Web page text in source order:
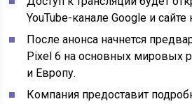
YouTube-канале Google и
После анонса начнется
Pixel 6 на основных мировых
и Европу.
Компания предоставит